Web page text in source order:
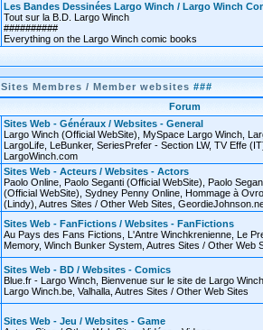
Les Bandes Dessinées Largo Winch / Largo Winch
Tout sur la B.D. Largo Winch
##########
Everything on the Largo Winch comic books
Sites Membres / Member websites ###
Forum
Sites Web - Généraux / Websites - General
Largo Winch (Official WebSite), MySpace Largo Winch,
LargoLife, LeBunker, SeriesPrefer - Section LW, TV Effe
LargoWinch.com
Sites Web - Acteurs / Websites - Actors
Paolo Online, Paolo Seganti (Official WebSite), Paolo
(Official WebSite), Sydney Penny Online, Hommage à
(Lindy), Autres Sites / Other Web Sites,
Sites Web - FanFictions / Websites - FanFictions
Au Pays des Fans Fictions, L'Antre Winchkrenienne, Le
Memory, Winch Bunker System, Autres Sites / Other Web
Sites Web - BD / Websites - Comics
Blue.fr - Largo Winch, Bienvenue sur le site de Largo
Largo Winch.be, Valhalla, Autres Sites / Other Web Sites
Sites Web - Jeu / Websites - Game